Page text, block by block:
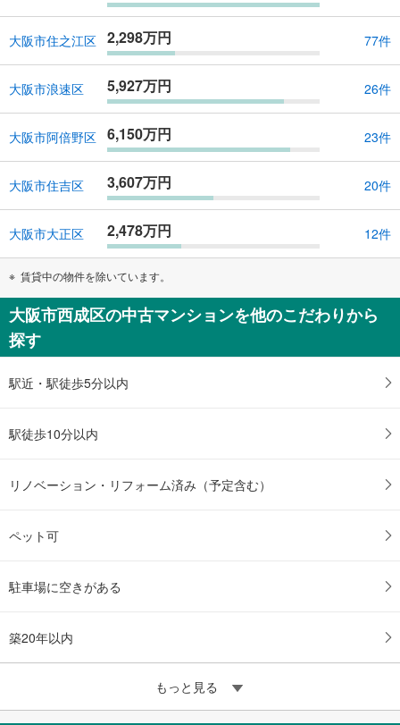
大阪市住之江区 2,298万円 77件
大阪市浪速区 5,927万円 26件
大阪市阿倍野区 6,150万円 23件
大阪市住吉区 3,607万円 20件
大阪市大正区 2,478万円 12件
賃貸中の物件を除いています。
大阪市西成区の中古マンションを他のこだわりから
探す
駅近・駅徒歩5分以内
駅徒歩10分以内
リノベーション・リフォーム済み（予定含む）
ペット可
駐車場に空きがある
築20年以内
もっと見る